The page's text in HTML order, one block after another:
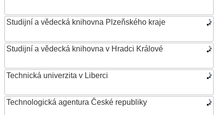
Studijní a vědecká knihovna Plzeňského kraje
Studijní a vědecká knihovna v Hradci Králové
Technická univerzita v Liberci
Technologická agentura České republiky